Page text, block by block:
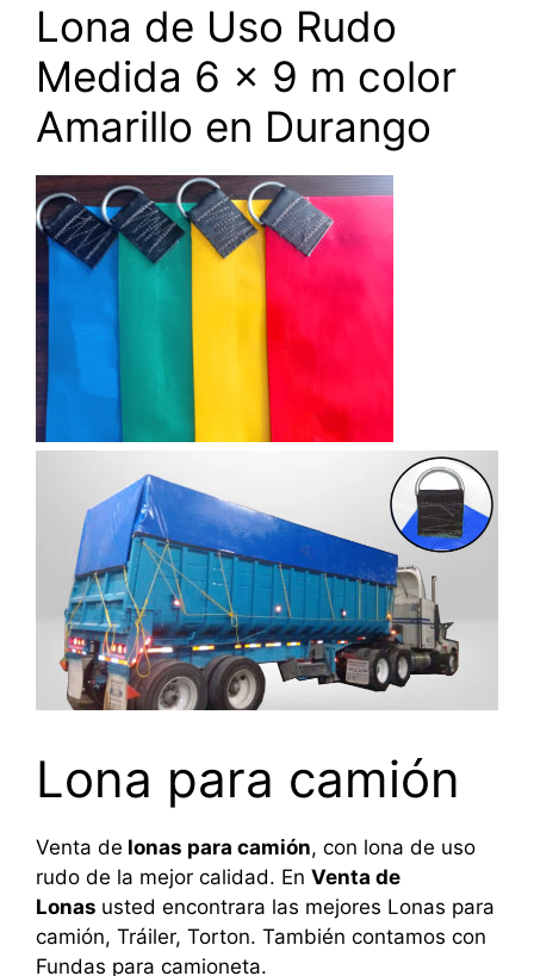
Lona de Uso Rudo
Medida 6 x 9 m color
Amarillo en Durango
Lona para camión
Venta de lonas para camión, con lona de uso
rudo de la mejor calidad. En Venta de
Lonas usted encontrara las mejores Lonas para
camión, Tráiler, Torton. También contamos con
Fundas para camioneta.